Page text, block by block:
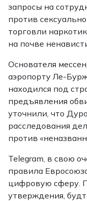
запросы на
против
торговли
на почве
Основателя
аэропорту Ле-
находился под
предъявления
уточнили, что
расследования
против
Telegram, в свою
правила
цифровую сферу.
утверждения,